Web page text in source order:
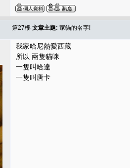
第27樓 文章主題: 家貓的名字!
我家哈尼熱愛西藏
所以 兩隻貓咪
一隻叫哈達
一隻叫唐卡